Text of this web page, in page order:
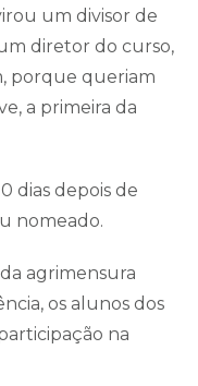
um divisor de
diretor do curso,
porque queriam
a primeira da
dias depois de
nomeado.
agrimensura
os alunos dos
na